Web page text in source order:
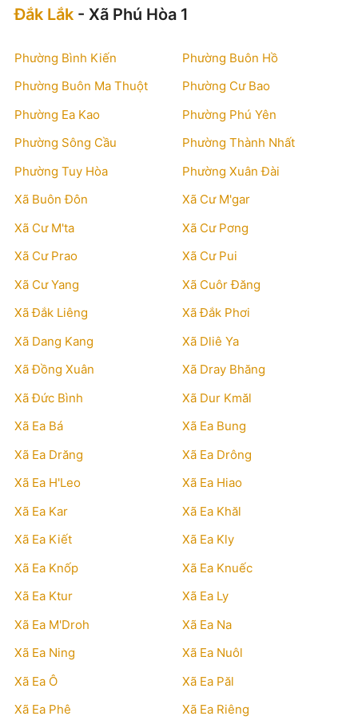
Đắk Lắk - Xã Phú Hòa 1
Phường Bình Kiến
Phường Buôn Hồ
Phường Buôn Ma Thuột
Phường Cư Bao
Phường Ea Kao
Phường Phú Yên
Phường Sông Cầu
Phường Thành Nhất
Phường Tuy Hòa
Phường Xuân Đài
Xã Buôn Đôn
Xã Cư M'gar
Xã Cư M'ta
Xã Cư Pơng
Xã Cư Prao
Xã Cư Pui
Xã Cư Yang
Xã Cuôr Đăng
Xã Đắk Liêng
Xã Đắk Phơi
Xã Dang Kang
Xã Dliê Ya
Xã Đồng Xuân
Xã Dray Bhăng
Xã Đức Bình
Xã Dur Kmăl
Xã Ea Bá
Xã Ea Bung
Xã Ea Drăng
Xã Ea Drông
Xã Ea H'Leo
Xã Ea Hiao
Xã Ea Kar
Xã Ea Khăl
Xã Ea Kiết
Xã Ea Kly
Xã Ea Knốp
Xã Ea Knuếc
Xã Ea Ktur
Xã Ea Ly
Xã Ea M'Droh
Xã Ea Na
Xã Ea Ning
Xã Ea Nuôl
Xã Ea Ô
Xã Ea Păl
Xã Ea Phê
Xã Ea Riêng